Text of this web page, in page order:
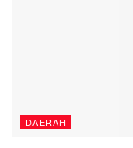
DAERAH